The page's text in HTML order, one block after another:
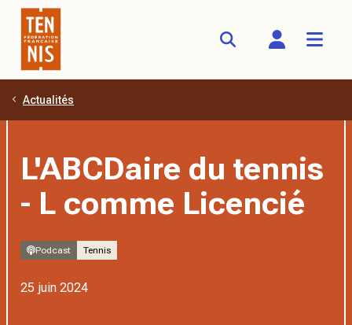
Aller au contenu principal
Actualités
L'ABCDaire du tennis
- L comme Licencié
Podcast Tennis
25 juin 2024